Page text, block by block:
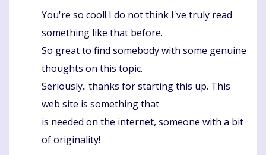
Komentaras
You're so cool! I do not think I've truly read
something like that before.
So great to find somebody with some genuine
thoughts on this topic.
Seriously.. thanks for starting this up. This
web site is something that
is needed on the internet, someone with a bit
of originality!